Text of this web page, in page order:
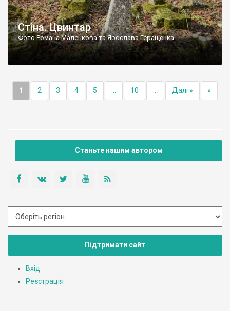
Стіна. Цвинтар
Фото Романа Маленкова та Ярослава Геращенка
1 2 3 4 5 10 Далі » »
Станьте нашим автором
Підтримати сайт
Вхід
Реєстрація